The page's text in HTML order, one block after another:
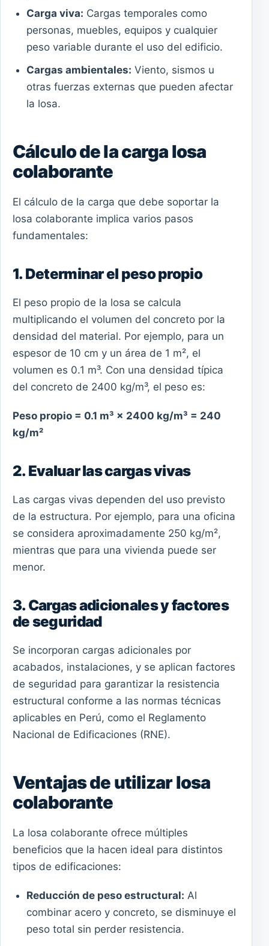
Carga viva: Cargas temporales como
personas, muebles, equipos y cualquier
peso variable durante el uso del edificio.
Cargas ambientales: Viento, sismos u
otras fuerzas externas que pueden afectar
la losa.
Cálculo de la carga losa
colaborante
El cálculo de la carga que debe soportar la
losa colaborante implica varios pasos
fundamentales:
1. Determinar el peso propio
El peso propio de la losa se calcula
multiplicando el volumen del concreto por la
densidad del material. Por ejemplo, para un
espesor de 10 cm y un área de 1 m², el
volumen es 0.1 m³. Con una densidad típica
del concreto de 2400 kg/m³, el peso es:
Peso propio = 0.1 m³ × 2400 kg/m³ = 240
kg/m²
2. Evaluar las cargas vivas
Las cargas vivas dependen del uso previsto
de la estructura. Por ejemplo, para una oficina
se considera aproximadamente 250 kg/m²,
mientras que para una vivienda puede ser
menor.
3. Cargas adicionales y factores
de seguridad
Se incorporan cargas adicionales por
acabados, instalaciones, y se aplican factores
de seguridad para garantizar la resistencia
estructural conforme a las normas técnicas
aplicables en Perú, como el Reglamento
Nacional de Edificaciones (RNE).
Ventajas de utilizar losa
colaborante
La losa colaborante ofrece múltiples
beneficios que la hacen ideal para distintos
tipos de edificaciones:
Reducción de peso estructural: Al
combinar acero y concreto, se disminuye el
peso total sin perder resistencia.